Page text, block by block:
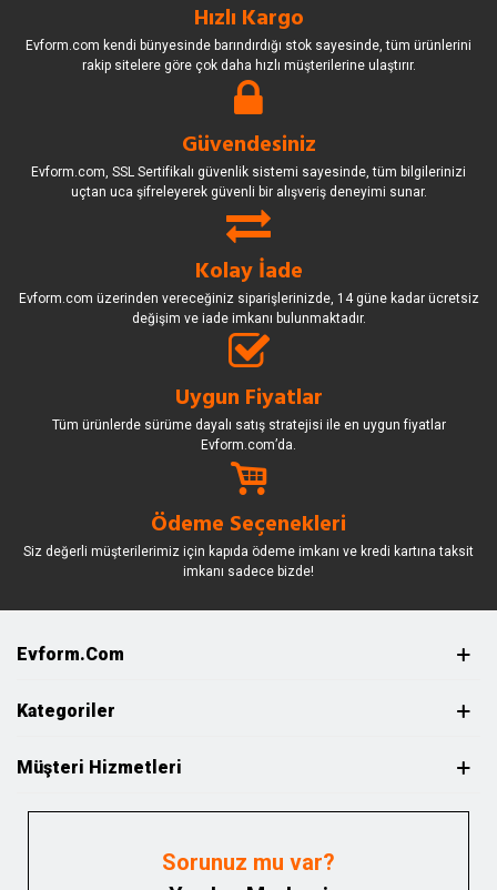
Hızlı Kargo
Evform.com kendi bünyesinde barındırdığı stok sayesinde, tüm ürünlerini
rakip sitelere göre çok daha hızlı müşterilerine ulaştırır.
Güvendesiniz
Evform.com, SSL Sertifikalı güvenlik sistemi sayesinde, tüm bilgilerinizi
uçtan uca şifreleyerek güvenli bir alışveriş deneyimi sunar.
Kolay İade
Evform.com üzerinden vereceğiniz siparişlerinizde, 14 güne kadar ücretsiz
değişim ve iade imkanı bulunmaktadır.
Uygun Fiyatlar
Tüm ürünlerde sürüme dayalı satış stratejisi ile en uygun fiyatlar
Evform.com’da.
Ödeme Seçenekleri
Siz değerli müşterilerimiz için kapıda ödeme imkanı ve kredi kartına taksit
imkanı sadece bizde!
Evform.com
Kategoriler
Müşteri Hizmetleri
Sorunuz mu var?